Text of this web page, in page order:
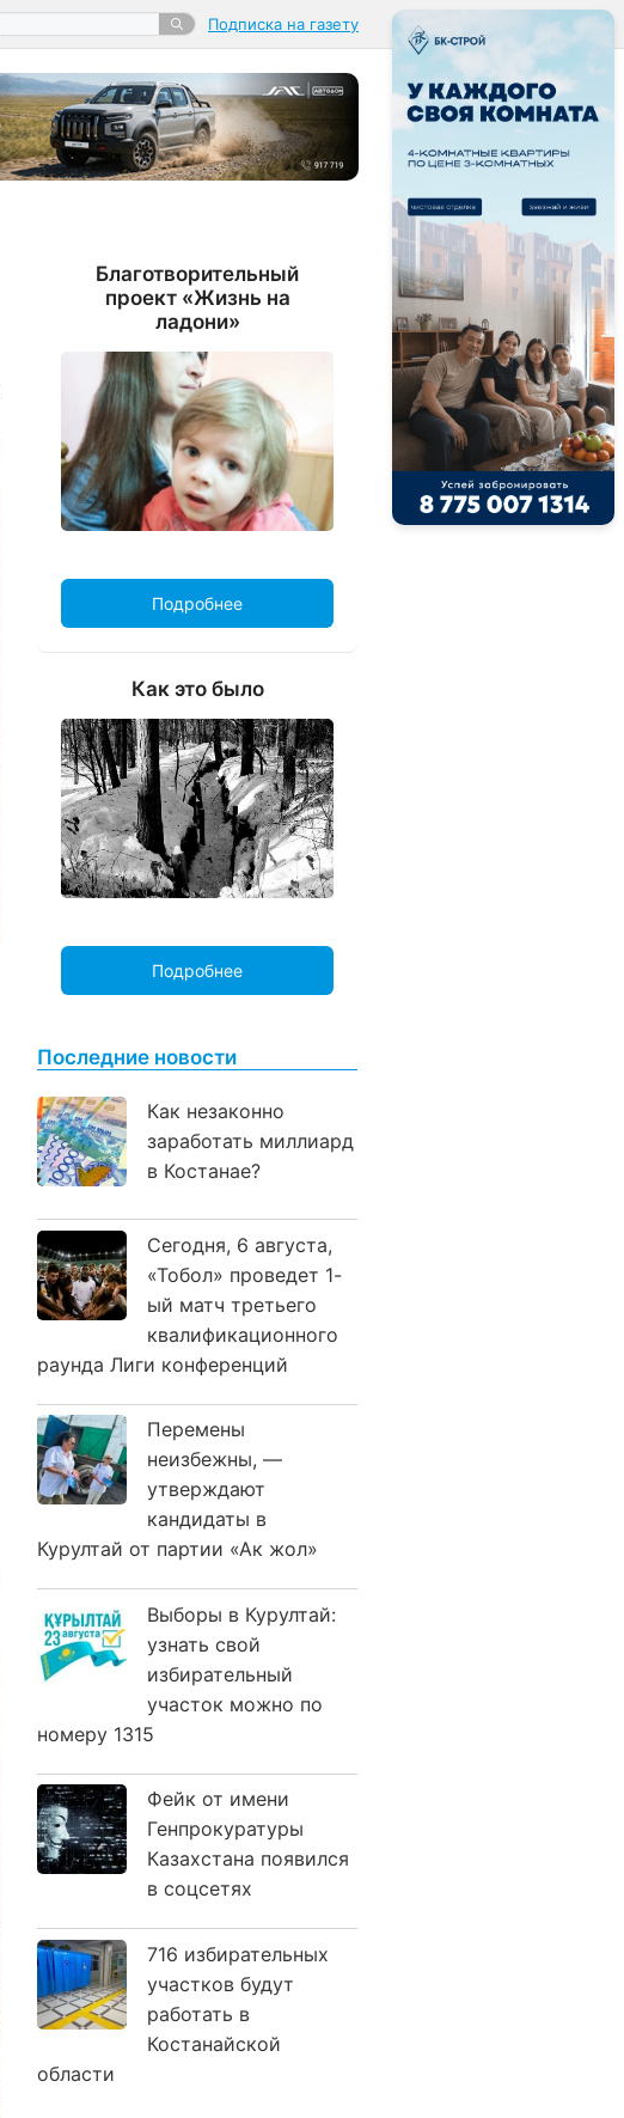
Подписка на газету
Благотворительный
проект «Жизнь на
ладони»
Подробнее
Как это было
Подробнее
Последние новости
Как незаконно
заработать миллиард
в Костанае?
Сегодня, 6 августа,
«Тобол» проведет 1-
ый матч третьего
квалификационного
раунда Лиги конференций
Перемены
неизбежны, —
утверждают
кандидаты в
Курултай от партии «Ак жол»
Выборы в Курултай:
узнать свой
избирательный
участок можно по
номеру 1315
Фейк от имени
Генпрокуратуры
Казахстана появился
в соцсетях
716 избирательных
участков будут
работать в
Костанайской
области